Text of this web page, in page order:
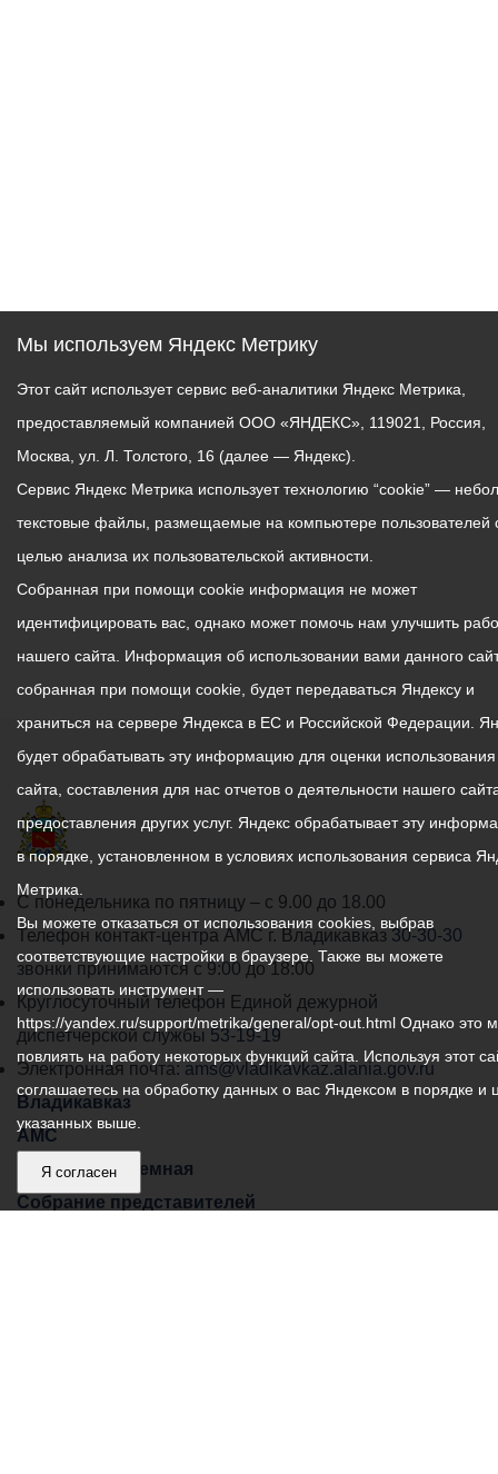
График
работы
администрации
местного
самоуправления
города
Владикавказ:
С понедельника по пятницу – с 9.00 до 18.00
Телефон контакт-центра АМС г. Владикавказ 30-30-30
звонки принимаются с 9:00 до 18:00
Круглосуточный телефон Единой дежурной
диспетчерской службы 53-19-19
Электронная почта: ams@vladikavkaz.alania.gov.ru
Владикавказ
АМС
Интернет приемная
Собрание представителей
Мы используем Яндекс Метрику
Этот сайт использует сервис веб-аналитики Яндекс Метрика,
предоставляемый компанией ООО «ЯНДЕКС», 119021, Россия,
Москва, ул. Л. Толстого, 16 (далее — Яндекс).
Сервис Яндекс Метрика использует технологию “cookie” —
текстовые файлы, размещаемые на компьютере пользователей
целью анализа их пользовательской активности.
Собранная при помощи cookie информация не может
идентифицировать вас, однако может помочь нам улучшить
нашего сайта. Информация об использовании вами данного
собранная при помощи cookie, будет передаваться Яндексу и
храниться на сервере Яндекса в ЕС и Российской Федерации.
будет обрабатывать эту информацию для оценки
сайта, составления для нас отчетов о деятельности нашего
предоставления других услуг. Яндекс обрабатывает эту
в порядке, установленном в условиях использования сервиса
Метрика.
Вы можете отказаться от использования cookies, выбрав
соответствующие настройки в браузере. Также вы можете
использовать инструмент —
https://yandex.ru/support/metrika/general/opt-out.html Однако это
повлиять на работу некоторых функций сайта. Используя этот
соглашаетесь на обработку данных о вас Яндексом в порядке и
указанных выше.
Я согласен